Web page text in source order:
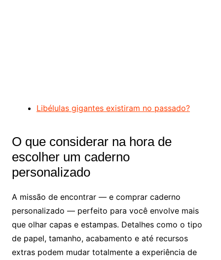
Libélulas gigantes existiram no passado?
O que considerar na hora de
escolher um caderno
personalizado
A missão de encontrar — e comprar caderno
personalizado — perfeito para você envolve mais
que olhar capas e estampas. Detalhes como o tipo
de papel, tamanho, acabamento e até recursos
extras podem mudar totalmente a experiência de